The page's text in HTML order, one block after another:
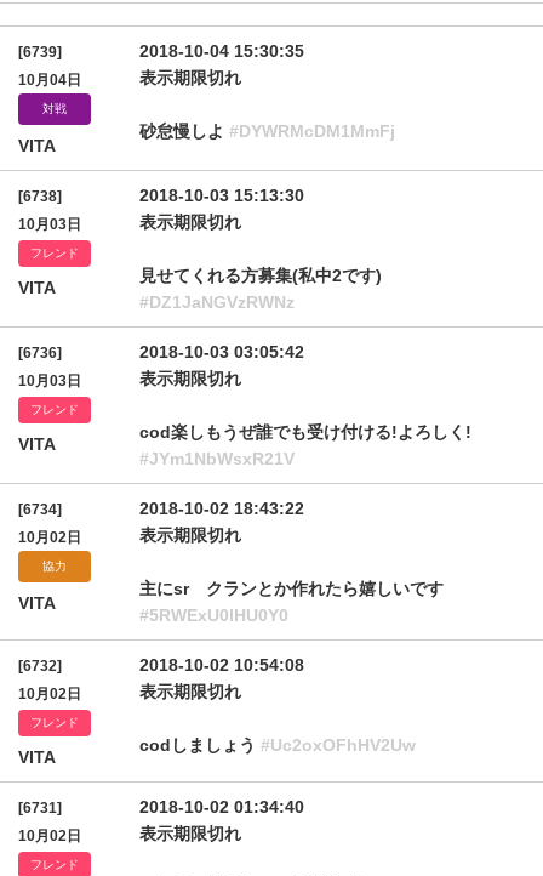
[6739]
10月04日
対戦
VITA
2018-10-04 15:30:35
表示期限切れ
砂怠慢しよ #DYWRMcDM1MmFj
[6738]
10月03日
フレンド
VITA
2018-10-03 15:13:30
表示期限切れ
見せてくれる方募集(私中2です)
#DZ1JaNGVzRWNz
[6736]
10月03日
フレンド
VITA
2018-10-03 03:05:42
表示期限切れ
cod楽しもうぜ誰でも受け付ける!よろしく!
#JYm1NbWsxR21V
[6734]
10月02日
協力
VITA
2018-10-02 18:43:22
表示期限切れ
主にsr クランとか作れたら嬉しいです
#5RWExU0lHU0Y0
[6732]
10月02日
フレンド
VITA
2018-10-02 10:54:08
表示期限切れ
codしましょう #Uc2oxOFhHV2Uw
[6731]
10月02日
フレンド
2018-10-02 01:34:40
表示期限切れ